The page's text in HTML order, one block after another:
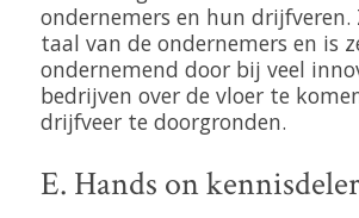
ondernemers en hun
taal van de ondernemers en is
ondernemend door bij veel
bedrijven over de vloer te
drijfveer te doorgronden.
E. Hands on kennisdeler